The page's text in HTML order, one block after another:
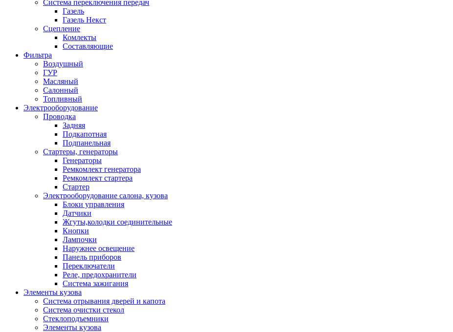
Система переключения передач
Газель
Газель Некст
Сцепление
Комлекты
Составляющие
Фильтра
Воздушный
ГУР
Масляный
Салонный
Топливный
Электрооборудование
Проводка
Задняя
Подкапотная
Подпанельная
Стартеры, генераторы
Генераторы
Ремкомлект генератора
Ремкомлект стартера
Стартер
Электрооборудование салона, кузова
Блоки управления
Датчики
Жгуты,колодки соединительные
Кнопки
Лампочки
Наружнее освещение
Панель приборов
Переключатели
Реле, предохранители
Система зажигания
Элементы кузова
Система отрывания дверей и капота
Система очистки стекол
Стеклоподъемники
Элементы кузова